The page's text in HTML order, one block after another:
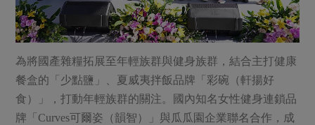
為將國產雜糧拓展至年輕族群與健身族群，結合主打健康
餐盒的「少點鹽」、夏威夷拌飯品牌「彩碗（軒揚好
食）」，打動年輕族群的關注。國內知名女性健身連鎖品
牌「Curves可爾姿（韻智）」與瓜瓜園企業聯名合作，成